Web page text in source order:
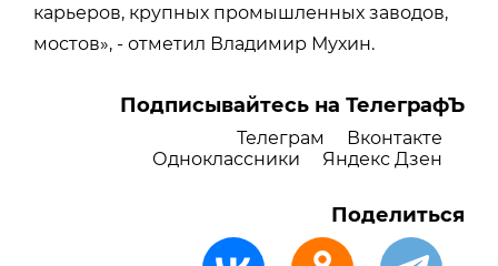
карьеров, крупных промышленных заводов,
мостов», - отметил Владимир Мухин.
Подписывайтесь на ТелеграфЪ
Телеграм
Вконтакте
Одноклассники
Яндекс Дзен
Поделиться